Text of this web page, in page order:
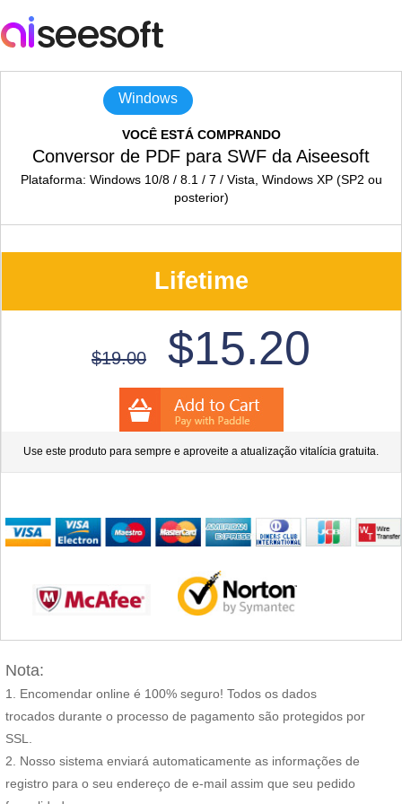
Windows
VOCÊ ESTÁ COMPRANDO
Conversor de PDF para SWF da Aiseesoft
Plataforma: Windows 10/8 / 8.1 / 7 / Vista, Windows XP (SP2 ou
posterior)
Lifetime
$19.00 $15.20
Use este produto para sempre e aproveite a atualização vitalícia gratuita.
Nota:
Encomendar online é 100% seguro! Todos os dados
trocados durante o processo de pagamento são protegidos por
SSL.
Nosso sistema enviará automaticamente as informações de
registro para o seu endereço de e-mail assim que seu pedido